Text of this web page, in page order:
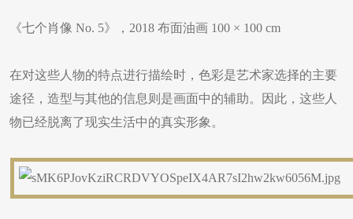
《七个肖像 No. 5》，2018 布面油画 100 × 100 cm
在对这些人物的特点进行描绘时，色彩是艺术家选择的主要
途径，造型与其他的信息则是画面中的辅助。因此，这些人
物已经脱离了现实生活中的真实形象。